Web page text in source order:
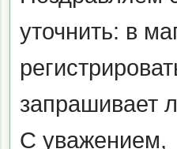
уточнить: в
запрашивает
С уважением,